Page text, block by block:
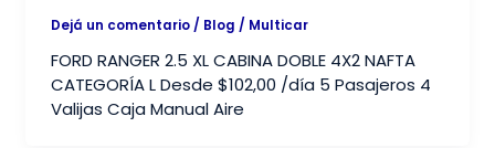
Dejá un comentario / Blog / Multicar
FORD RANGER 2.5 XL CABINA DOBLE 4X2 NAFTA
CATEGORÍA L Desde $102,00 /día 5 Pasajeros 4
Valijas Caja Manual Aire